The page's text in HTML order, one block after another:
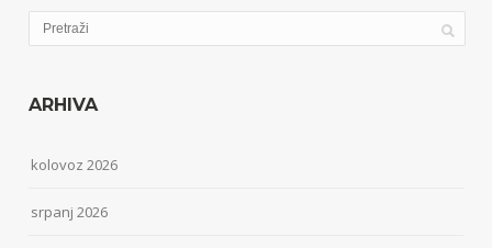
ARHIVA
kolovoz 2026
srpanj 2026